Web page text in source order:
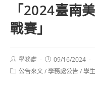
「2024臺南
戰賽」
Post
author:
學務處
Post
published:
09/16/2024
Post公告來文/學務處公告/學